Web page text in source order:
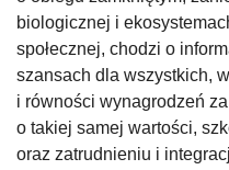
biologicznej i
społecznej, chodzi o
szansach dla wszystkich,
i równości wynagrodzeń
o takiej samej wartości,
oraz zatrudnieniu i